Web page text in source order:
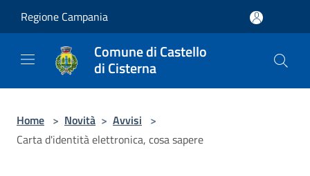
Regione Campania
Comune di Castello
di Cisterna
Home > Novità > Avvisi >
Carta d'identità elettronica, cosa sapere